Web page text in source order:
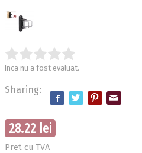
Inca nu a fost evaluat.
Sharing:
28.22 lei
Pret cu TVA